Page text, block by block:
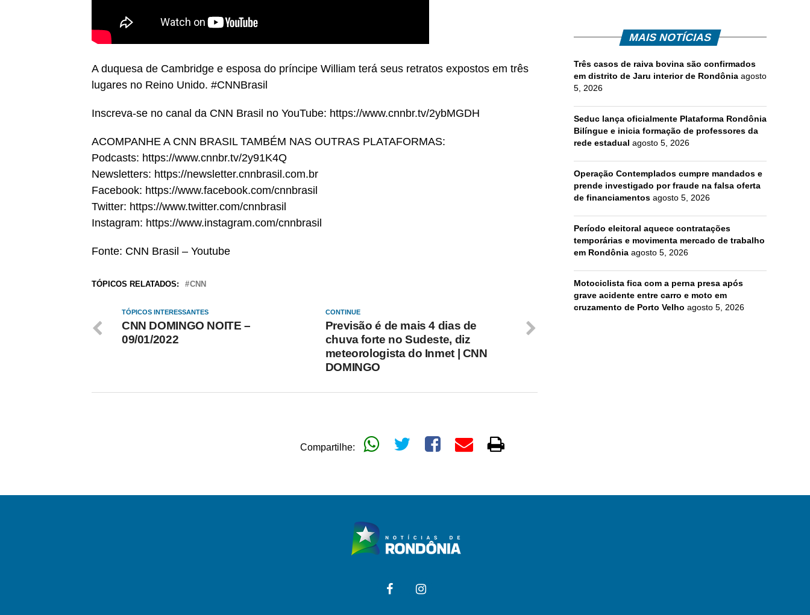
A duquesa de Cambridge e esposa do príncipe William terá seus retratos expostos em três
lugares no Reino Unido. #CNNBrasil
Inscreva-se no canal da CNN Brasil no YouTube: https://www.cnnbr.tv/2ybMGDH
ACOMPANHE A CNN BRASIL TAMBÉM NAS OUTRAS PLATAFORMAS:
Podcasts: https://www.cnnbr.tv/2y91K4Q
Newsletters: https://newsletter.cnnbrasil.com.br
Facebook: https://www.facebook.com/cnnbrasil
Twitter: https://www.twitter.com/cnnbrasil
Instagram: https://www.instagram.com/cnnbrasil
Fonte: CNN Brasil – Youtube
TÓPICOS RELATADOS: CNN
CONTINUE
Previsão é de mais 4 dias de
chuva forte no Sudeste, diz
meteorologista do Inmet | CNN
DOMINGO
TÓPICOS INTERESSANTES
CNN DOMINGO NOITE –
09/01/2022
MAIS NOTÍCIAS
Três casos de raiva bovina são confirmados
em distrito de Jaru interior de Rondônia agosto
5, 2026
Seduc lança oficialmente Plataforma Rondônia
Bilíngue e inicia formação de professores da
rede estadual agosto 5, 2026
Operação Contemplados cumpre mandados e
prende investigado por fraude na falsa oferta
de financiamentos agosto 5, 2026
Período eleitoral aquece contratações
temporárias e movimenta mercado de trabalho
em Rondônia agosto 5, 2026
Motociclista fica com a perna presa após
grave acidente entre carro e moto em
cruzamento de Porto Velho agosto 5, 2026
Compartilhe: